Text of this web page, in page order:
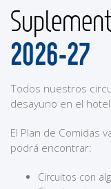
2026-27
Todos nuestros
desayuno en el
El Plan de Comidas
podrá encontrar:
Circuitos con